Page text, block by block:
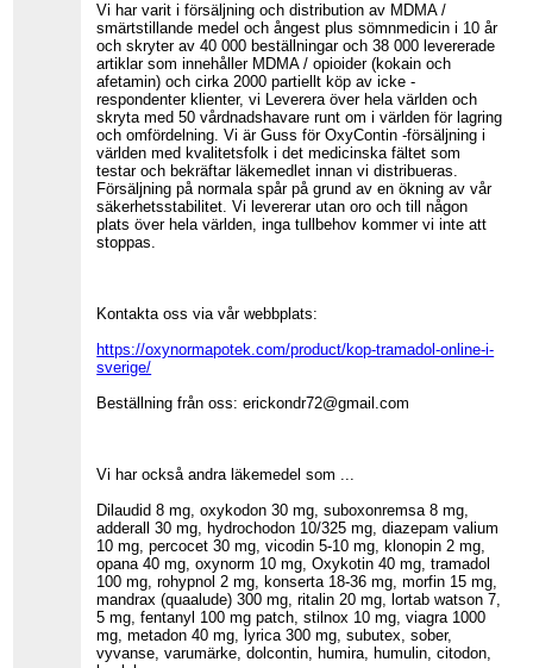
Vi har varit i försäljning och distribution av MDMA /
smärtstillande medel och ångest plus sömnmedicin i 10 år
och skryter av 40 000 beställningar och 38 000 levererade
artiklar som innehåller MDMA / opioider (kokain och
afetamin) och cirka 2000 partiellt köp av icke -
respondenter klienter, vi Leverera över hela världen och
skryta med 50 vårdnadshavare runt om i världen för lagring
och omfördelning. Vi är Guss för OxyContin -försäljning i
världen med kvalitetsfolk i det medicinska fältet som
testar och bekräftar läkemedlet innan vi distribueras.
Försäljning på normala spår på grund av en ökning av vår
säkerhetsstabilitet. Vi levererar utan oro och till någon
plats över hela världen, inga tullbehov kommer vi inte att
stoppas.
Kontakta oss via vår webbplats:
https://oxynormapotek.com/product/kop-tramadol-online-i-
sverige/
Beställning från oss: erickondr72@gmail.com
Vi har också andra läkemedel som ...
Dilaudid 8 mg, oxykodon 30 mg, suboxonremsa 8 mg,
adderall 30 mg, hydrochodon 10/325 mg, diazepam valium
10 mg, percocet 30 mg, vicodin 5-10 mg, klonopin 2 mg,
opana 40 mg, oxynorm 10 mg, Oxykotin 40 mg, tramadol
100 mg, rohypnol 2 mg, konserta 18-36 mg, morfin 15 mg,
mandrax (quaalude) 300 mg, ritalin 20 mg, lortab watson 7,
5 mg, fentanyl 100 mg patch, stilnox 10 mg, viagra 1000
mg, metadon 40 mg, lyrica 300 mg, subutex, sober,
vyvanse, varumärke, dolcontin, humira, humulin, citodon,